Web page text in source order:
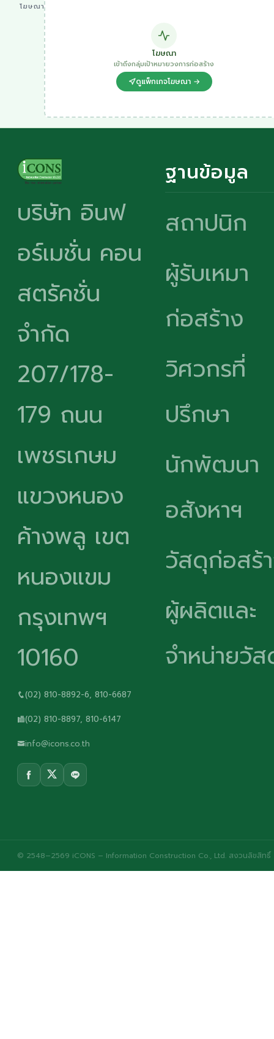
โฆษณา
โฆษณา
เข้าถึงกลุ่มเป้าหมายวงการก่อสร้าง
ดูแพ็กเกจโฆษณา →
บริษัท อินฟ
อร์เมชั่น คอน
สตรัคชั่น
จำกัด
207/178-
179 ถนน
เพชรเกษม
แขวงหนอง
ค้างพลู เขต
หนองแขม
กรุงเทพฯ
10160
(02) 810-8892-6, 810-6687
(02) 810-8897, 810-6147
info@icons.co.th
ฐานข้อมูล
สถาปนิก
ผู้รับเหมา
ก่อสร้าง
วิศวกรที่
ปรึกษา
นักพัฒนา
อสังหาฯ
วัสดุก่อสร้
ผู้ผลิตและ
จำหน่ายวั
© 2548–2569 iCONS – Information Construction Co., Ltd. สงวนลิขสิทธิ์